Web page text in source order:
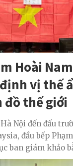
Hoài
vị thế
đồ thế giới
Nội đến đấu
đầu bếp
ban giám khảo
câu chuyện về